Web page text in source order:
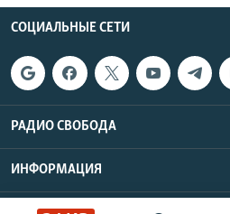
СОЦИАЛЬНЫЕ СЕТИ
РАДИО СВОБОДА
ИНФОРМАЦИЯ